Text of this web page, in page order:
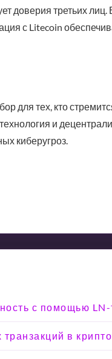
доверия третьих
с Litecoin
для тех, кто
и
киберугроз.
с помощью
в